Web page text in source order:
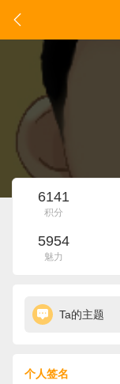
6141
积分
5954
魅力
Ta的主题
个人签名